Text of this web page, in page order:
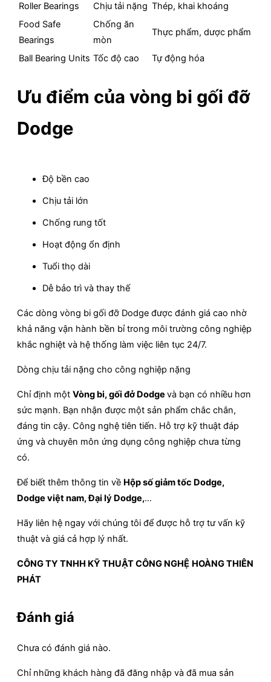
Roller Bearings Chịu tải nặng Thép, khai khoáng
Food Safe
Bearings
Chống ăn
mòn
Thực phẩm, dược phẩm
Ball Bearing Units Tốc độ cao Tự động hóa
Ưu điểm của vòng bi gối đỡ
Dodge
Độ bền cao
Chịu tải lớn
Chống rung tốt
Hoạt động ổn định
Tuổi thọ dài
Dễ bảo trì và thay thế
Các dòng vòng bi gối đỡ Dodge được đánh giá cao nhờ
khả năng vận hành bền bỉ trong môi trường công nghiệp
khắc nghiệt và hệ thống làm việc liên tục 24/7.
Dòng chịu tải nặng cho công nghiệp nặng
Chỉ định một Vòng bi, gối đở Dodge và bạn có nhiều hơn
sức mạnh. Bạn nhận được một sản phẩm chắc chắn,
đáng tin cậy. Công nghệ tiên tiến. Hỗ trợ kỹ thuật đáp
ứng và chuyên môn ứng dụng công nghiệp chưa từng
có.
Để biết thêm thông tin về Hộp số giảm tốc Dodge,
Dodge việt nam, Đại lý Dodge,…
Hãy liên hệ ngay với chúng tôi để được hỗ trợ tư vấn kỹ
thuật và giá cả hợp lý nhất.
CÔNG TY TNHH KỸ THUẬT CÔNG NGHỆ HOÀNG THIÊN
PHÁT
Đánh giá
Chưa có đánh giá nào.
Chỉ những khách hàng đã đăng nhập và đã mua sản